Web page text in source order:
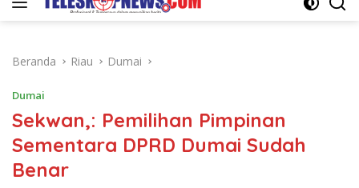
Beranda Riau Dumai
Dumai
Sekwan,: Pemilihan Pimpinan
Sementara DPRD Dumai Sudah
Benar